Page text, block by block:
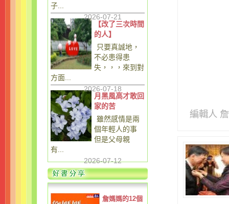
子...
2026-07-21
【改了三次時間
的人】
只要真誠地，
不必患得患
失，，，來到對
方面...
2026-07-18
月黑風高才敢回
家的苦
雖然感情是兩
個年輕人的事
但是父母親
有...
2026-07-12
詹媽媽的12個
編輯人